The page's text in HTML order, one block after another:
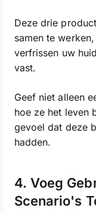
Deze drie
samen te
verfrissen uw
vast.
Geef niet alleen
hoe ze het leven
gevoel dat deze
hadden.
4. Voeg
Scenario's